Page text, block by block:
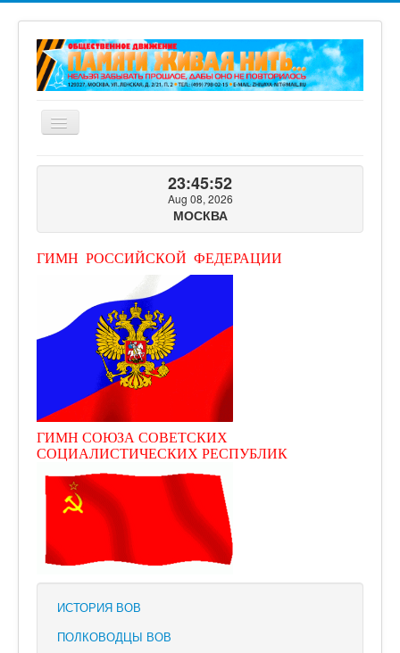
Включить/
выключить
ГЛАВНАЯ
ВИДЕОГАЛЕРЕЯ
КНИГИ ПРОЕКТА
КОНТАКТЫ
23:45:54
Aug 08, 2026
МОСКВА
ГИМН РОССИЙСКОЙ ФЕДЕРАЦИИ
ГИМН СОЮЗА СОВЕТСКИХ
СОЦИАЛИСТИЧЕСКИХ РЕСПУБЛИК
ИСТОРИЯ ВОВ
ПОЛКОВОДЦЫ ВОВ